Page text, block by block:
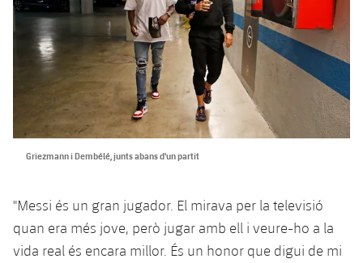
Griezmann i Dembélé, junts abans d'un partit
"Messi és un gran jugador. El mirava per la televisió
quan era més jove, però jugar amb ell i veure-ho a la
vida real és encara millor. És un honor que digui de mi